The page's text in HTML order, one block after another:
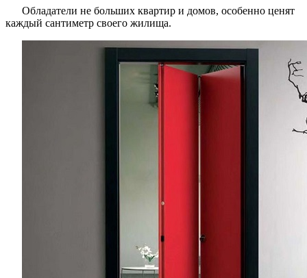
Обладатели не больших квартир и домов, особенно ценят
каждый сантиметр своего жилища.